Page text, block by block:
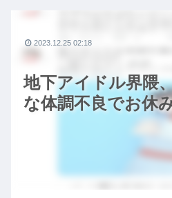
地下アイドル界隈
な体調不良でお休
2023.12.25 02:18